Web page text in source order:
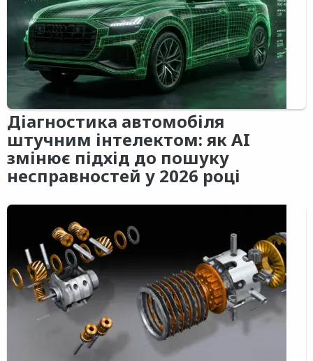
Діагностика автомобіля
штучним інтелектом: як AI
змінює підхід до пошуку
несправностей у 2026 році